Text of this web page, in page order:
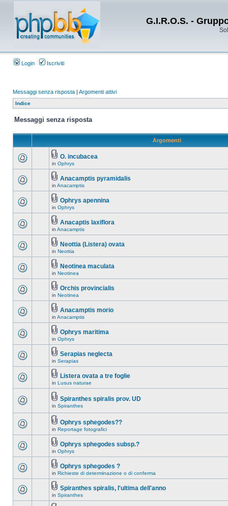
G.I.R.O.S. -
Login Iscriviti
Messaggi senza risposta | Argomenti attivi
Indice
Messaggi senza risposta
Argomenti
O. incubacea
in Ophrys
Anacamptis pyramidalis
in Anacamptis
Ophrys apennina
in Ophrys
Anacaptis laxiflora
in Anacamptis
Neottia (Listera) ovata
in Neottia
Neotinea maculata
in Neotinea
Orchis provincialis
in Neotinea
Anacamptis morio
in Anacamptis
Ophrys maritima
in Ophrys
Serapias neglecta
in Serapias
Listera ovata a tre foglie
in Lusus naturae
Spiranthes spiralis prov. UD
in Spiranthes
Ophrys sphegodes??
in Reportage fotografici
Ophrys sphegodes subsp.?
in Ophrys
Ophrys sphegodes ?
in Richieste di determinazione o di conferma
Spiranthes spiralis, l'ultima dell'anno
in Spiranthes